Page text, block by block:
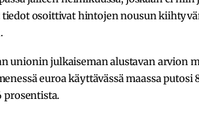
osoittivat hintojen nousun
unionin julkaiseman alustavan arvion
euroa käyttävässä maassa putosi
prosentista.